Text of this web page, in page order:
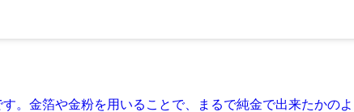
。金箔や金粉を用いることで、まるで純金で出来たかの